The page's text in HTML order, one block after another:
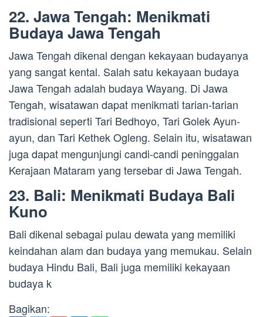
22. Jawa Tengah: Menikmati
Budaya Jawa Tengah
Jawa Tengah dikenal dengan kekayaan budayanya
yang sangat kental. Salah satu kekayaan budaya
Jawa Tengah adalah budaya Wayang. Di Jawa
Tengah, wisatawan dapat menikmati tarian-tarian
tradisional seperti Tari Bedhoyo, Tari Golek Ayun-
ayun, dan Tari Kethek Ogleng. Selain itu, wisatawan
juga dapat mengunjungi candi-candi peninggalan
Kerajaan Mataram yang tersebar di Jawa Tengah.
23. Bali: Menikmati Budaya Bali
Kuno
Bali dikenal sebagai pulau dewata yang memiliki
keindahan alam dan budaya yang memukau. Selain
budaya Hindu Bali, Bali juga memiliki kekayaan
budaya k
Bagikan: